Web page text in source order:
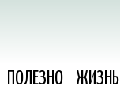
ПОЛЕЗНО ЖИЗНЬ